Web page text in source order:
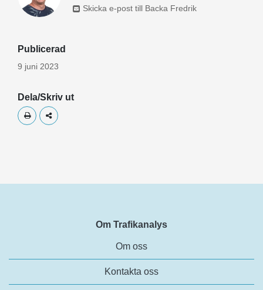
Skicka e-post till Backa Fredrik
Publicerad
9 juni 2023
Dela/Skriv ut
Skriv utDela
Om Trafikanalys
Om oss
Kontakta oss